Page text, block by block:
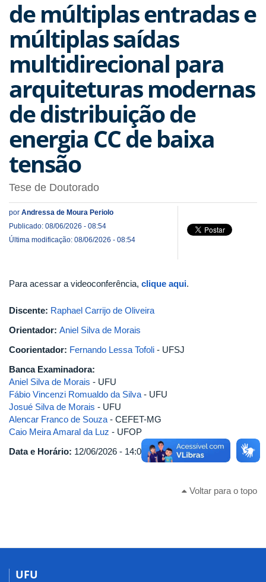
de múltiplas entradas e
múltiplas saídas
multidirecional para
arquiteturas modernas
de distribuição de
energia CC de baixa
tensão
Tese de Doutorado
por Andressa de Moura Periolo
Publicado: 08/06/2026 - 08:54
Última modificação: 08/06/2026 - 08:54
Para acessar a videoconferência, clique aqui.
Discente: Raphael Carrijo de Oliveira
Orientador: Aniel Silva de Morais
Coorientador: Fernando Lessa Tofoli - UFSJ
Banca Examinadora:
Aniel Silva de Morais - UFU
Fábio Vincenzi Romualdo da Silva - UFU
Josué Silva de Morais - UFU
Alencar Franco de Souza - CEFET-MG
Caio Meira Amaral da Luz - UFOP
Data e Horário: 12/06/2026 - 14:00
Voltar para o topo
UFU